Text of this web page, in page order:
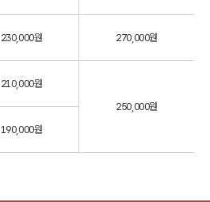
230,000원 270,000원
210,000원
250,000원
190,000원